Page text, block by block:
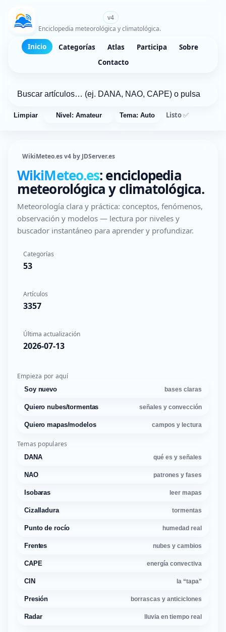
v4
Enciclopedia meteorológica y climatológica.
Inicio Categorías Atlas Participa
Sobre
Contacto
Limpiar Nivel: Amateur Tema: Auto Listo ✅
WikiMeteo.es v4 by JDServer.es
WikiMeteo.es: enciclopedia
meteorológica y climatológica.
Meteorología clara y práctica: conceptos, fenómenos,
observación y modelos — lectura por niveles y
buscador instantáneo para aprender y profundizar.
Categorías
53
Artículos
3357
Última actualización
2026-07-13
Empieza por aquí
Soy nuevo bases claras
Quiero nubes/tormentas señales y convección
Quiero mapas/modelos campos y lectura
Temas populares
DANA qué es y señales
NAO patrones y fases
Isobaras leer mapas
Cizalladura tormentas
Punto de rocío humedad real
Frentes nubes y cambios
CAPE energía convectiva
CIN la “tapa”
Presión borrascas y anticiclones
Radar lluvia en tiempo real